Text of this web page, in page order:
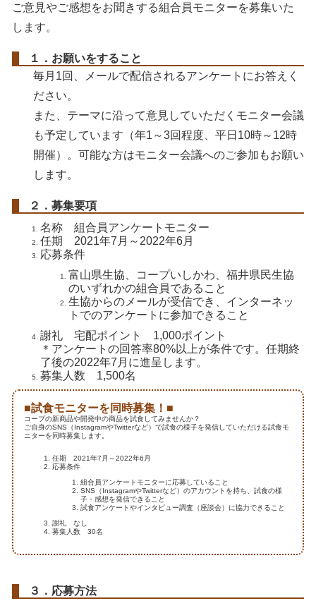
ご意見やご感想をお聞きする組合員モニターを募集いた
します。
１．お願いをすること
毎月1回、メールで配信されるアンケートにお答えく
ださい。
また、テーマに沿って意見していただくモニター会議
も予定しています（年1～3回程度、平日10時～12時
開催）。可能な方はモニター会議へのご参加もお願い
します。
２．募集要項
名称 組合員アンケートモニター
任期 2021年7月～2022年6月
応募条件
富山県生協、コープいしかわ、福井県民生協
のいずれかの組合員であること
生協からのメールが受信でき、インターネッ
トでのアンケートに参加できること
謝礼 宅配ポイント 1,000ポイント
＊アンケートの回答率80%以上が条件です。任期終
了後の2022年7月に進呈します。
募集人数 1,500名
■試食モニターを同時募集！■
コープの新商品や開発中の商品を試食してみませんか？
ご自身のSNS（InstagramやTwitterなど）で試食の様子を発信していただける試食モ
ニターを同時募集します。
任期 2021年7月～2022年6月
応募条件
組合員アンケートモニターに応募していること
SNS（InstagramやTwitterなど）のアカウントを持ち、試食の様
子・感想を発信できること
試食アンケートやインタビュー調査（座談会）に協力できること
謝礼 なし
募集人数 30名
３．応募方法